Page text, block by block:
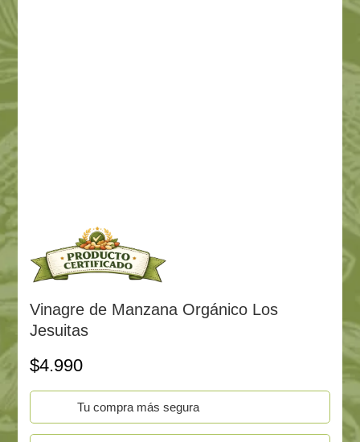
Vinagre de Manzana Orgánico Los
Jesuitas
$4.990
Tu compra más segura